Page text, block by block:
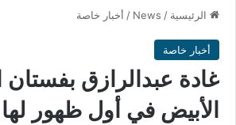
الرئيسية /
News
/ أخبار خاصة
أخبار خاصة
غادة عبدالرازق بفستان
الأبيض في أول ظهور لها